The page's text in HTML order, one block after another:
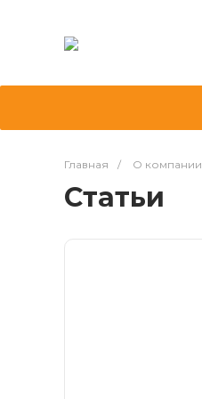
Главная / О компании
Статьи